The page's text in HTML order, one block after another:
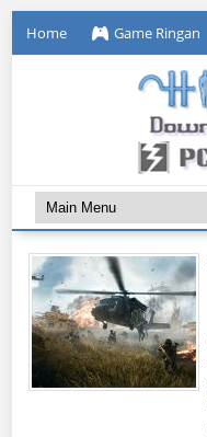
Home Game Ringan